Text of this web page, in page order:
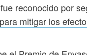
reconocido por
mitigar los